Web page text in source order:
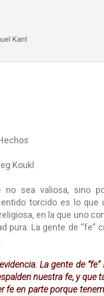
Kant
Koukl
sea valiosa, sino
torcido es lo que
en la que uno
La gente de “fe”
La gente de
nuestra fe, y que
fe en parte porque